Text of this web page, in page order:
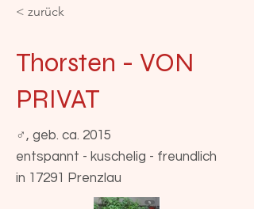
< zurück
Thorsten - VON
PRIVAT
♂, geb. ca. 2015
entspannt - kuschelig - freundlich
in 17291 Prenzlau